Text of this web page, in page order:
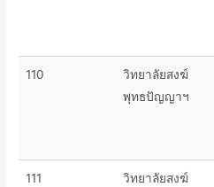
110
วิทยาลัยสงฆ์
พุทธปัญญาฯ
111
วิทยาลัยสงฆ์